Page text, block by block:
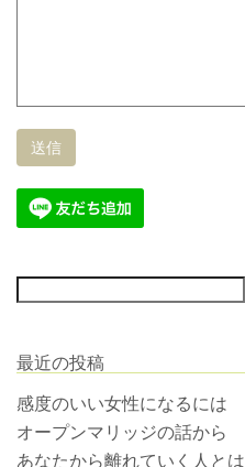
最近の投稿
感度のいい女性になるには
オープンマリッジの話から
あなたから離れていく人とは